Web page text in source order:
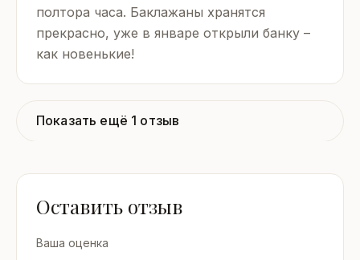
полтора часа. Баклажаны хранятся
прекрасно, уже в январе открыли банку –
как новенькие!
Показать ещё 1 отзыв
Оставить отзыв
Ваша оценка